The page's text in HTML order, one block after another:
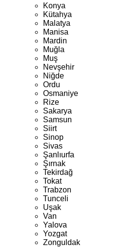
Konya
Kütahya
Malatya
Manisa
Mardin
Muğla
Muş
Nevşehir
Niğde
Ordu
Osmaniye
Rize
Sakarya
Samsun
Siirt
Sinop
Sivas
Şanlıurfa
Şırnak
Tekirdağ
Tokat
Trabzon
Tunceli
Uşak
Van
Yalova
Yozgat
Zonguldak